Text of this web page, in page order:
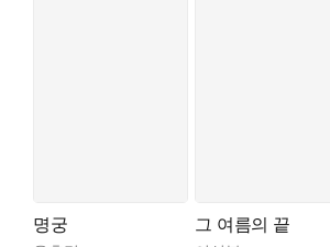
명궁 그 여름의 끝